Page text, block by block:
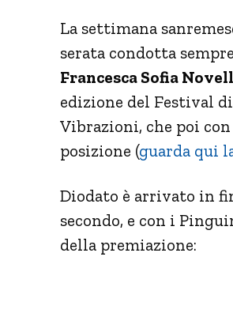
La settimana
serata condotta
Francesca Sofia
edizione del Festival
Vibrazioni, che poi
posizione (guarda qui
Diodato è arrivato in
secondo, e con i
della premiazione: